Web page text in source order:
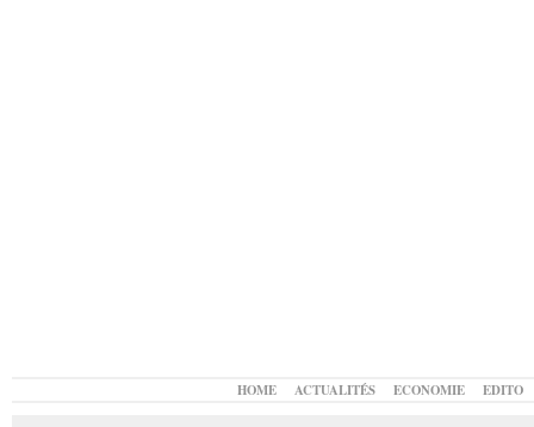
HOME ACTUALITÉS ECONOMIE EDITO